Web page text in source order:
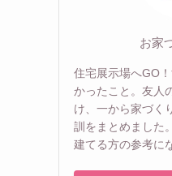
お家
住宅展示場へGO
かったこと。友人
け、一から家づく
訓をまとめました
建てる方の参考に